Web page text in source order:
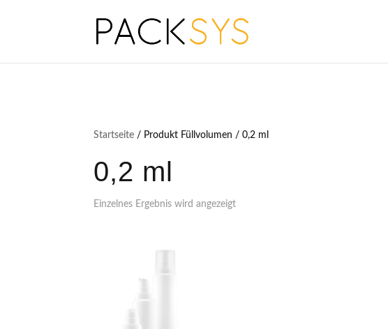
Startseite / Produkt Füllvolumen / 0,2 ml
0,2 ml
Einzelnes Ergebnis wird angezeigt